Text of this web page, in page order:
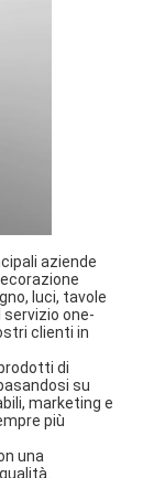
aziende
luci, tavole
one-
clienti in
di
su
marketing e
più
una